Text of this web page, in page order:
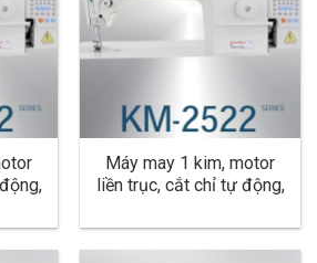
KM-
Máy may 1 kim, motor
liền trục, cắt chỉ tự động,
dùng cho hàng trung bình,
dày KM-2522B